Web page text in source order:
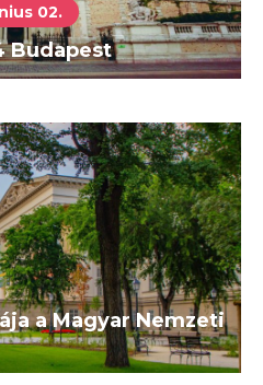
02.
Budapest
a Magyar Nemzeti